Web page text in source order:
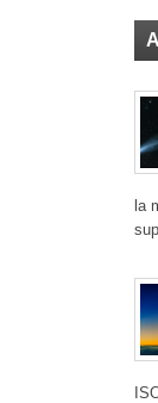
la